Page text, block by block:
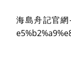
海島舟記官網